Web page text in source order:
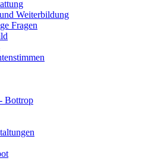
Weiterbildung
Fragen
Bottrop